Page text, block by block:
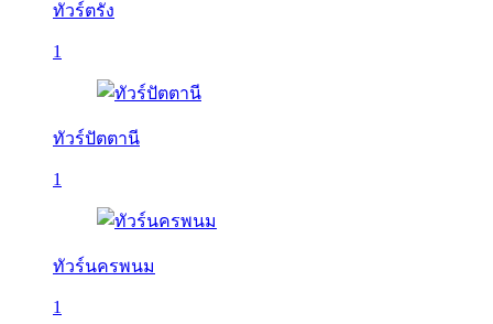
ทัวร์ตรัง
1
ทัวร์ปัตตานี
1
ทัวร์นครพนม
1